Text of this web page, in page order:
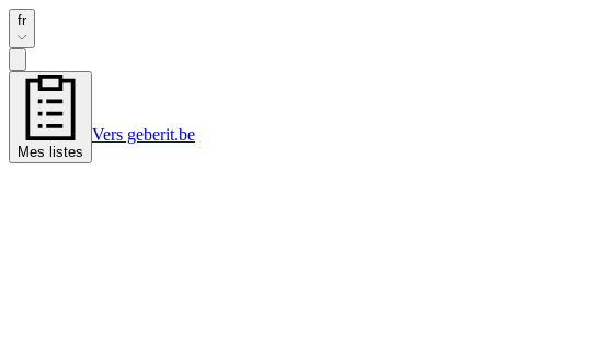
fr
Mes listes
Vers geberit.be